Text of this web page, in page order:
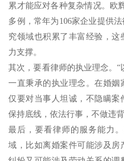
累才能应对各种复杂情况。欧
多例，常年为106家企业提供
究领域也积累了丰富经验，
力支撑。
其次，要看律师的执业理念。
一直秉承的执业理念。在婚姻
仅要对当事人坦诚，不隐瞒案
保持底线，依法行事，不做违
最后，要看律师的服务能力
域，比如离婚案件可能涉及房